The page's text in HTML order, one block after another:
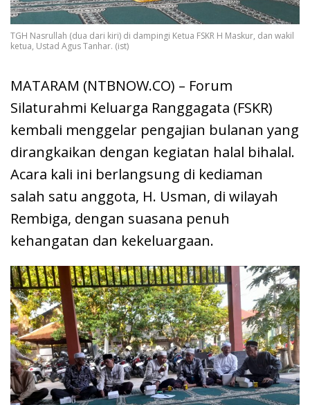
TGH Nasrullah (dua dari kiri) di dampingi Ketua FSKR H Maskur, dan wakil
ketua, Ustad Agus Tanhar. (ist)
MATARAM (NTBNOW.CO) – Forum
Silaturahmi Keluarga Ranggagata (FSKR)
kembali menggelar pengajian bulanan yang
dirangkaikan dengan kegiatan halal bihalal.
Acara kali ini berlangsung di kediaman
salah satu anggota, H. Usman, di wilayah
Rembiga, dengan suasana penuh
kehangatan dan kekeluargaan.